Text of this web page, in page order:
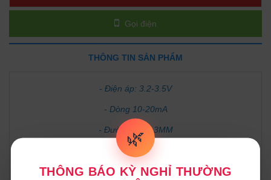
🌿
THÔNG BÁO KỲ NGHỈ THƯỜNG
Gọi điện
THÔNG TIN SẢN PHẨM
- Điện áp: 3.2-3.5V
- Dòng 10-20mA
- Đường kính: 3MM